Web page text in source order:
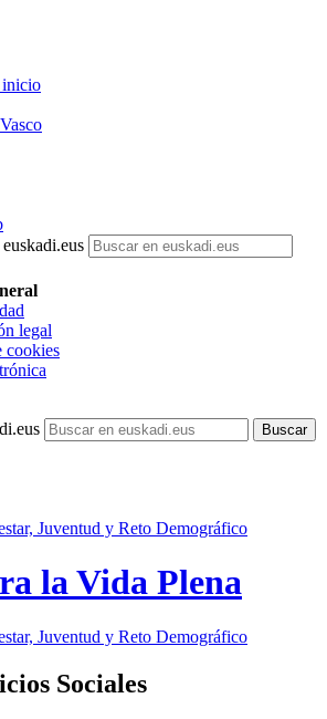
inicio
legal
cookies
Juventud y Reto Demográfico
la Vida Plena
Juventud y Reto Demográfico
Sociales